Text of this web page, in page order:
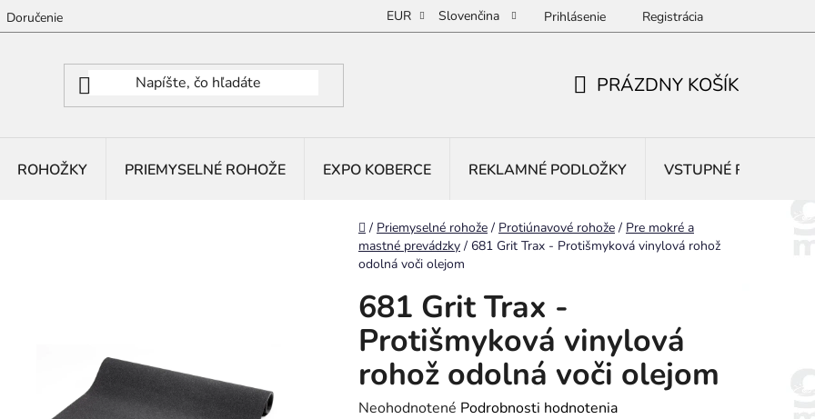
Doručenie EUR Slovenčina Prihlásenie Registrácia
PRÁZDNY KOŠÍK
ROHOŽKY PRIEMYSELNÉ ROHOŽE EXPO KOBERCE REKLAMNÉ PODLOŽKY VSTUPNÉ ROHOŽE
Domov
/ Priemyselné rohože / Protiúnavové rohože / Pre mokré a
mastné prevádzky / 681 Grit Trax - Protišmyková vinylová rohož
odolná voči olejom
681 Grit Trax -
Protišmyková vinylová
rohož odolná voči olejom
Priemerné
Neohodnotené Podrobnosti hodnotenia